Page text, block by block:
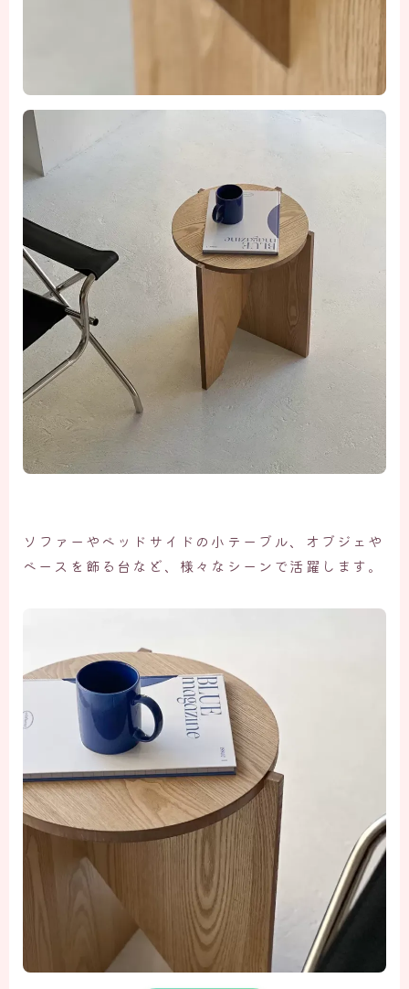
ソファーやベッドサイドの小テーブル、オブジェや
ベースを飾る台など、様々なシーンで活躍します。